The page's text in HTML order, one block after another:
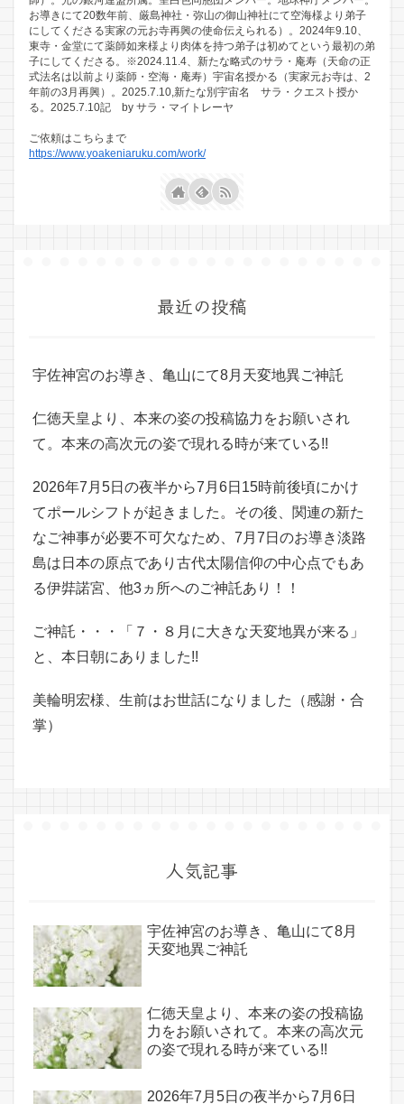
お導きにて20数年前、厳島神社・弥山の御山神社にて空海様より弟子
にしてくださる実家の元お寺再興の使命伝えられる）。2024年9.10、
東寺・金堂にて薬師如来様より肉体を持つ弟子は初めてという最初の弟
子にしてくださる。※2024.11.4、新たな略式のサラ・庵寿（天命の正
式法名は以前より薬師・空海・庵寿）宇宙名授かる（実家元お寺は、2
年前の3月再興）。2025.7.10,新たな別宇宙名 サラ・クエスト授か
る。2025.7.10記 by サラ・マイトレーヤ
ご依頼はこちらまで
https://www.yoakeniaruku.com/work/
最近の投稿
宇佐神宮のお導き、亀山にて8月天変地異ご神託
仁徳天皇より、本来の姿の投稿協力をお願いされ
て。本来の高次元の姿で現れる時が来ている!!
2026年7月5日の夜半から7月6日15時前後頃にかけ
てポールシフトが起きました。その後、関連の新た
なご神事が必要不可欠なため、7月7日のお導き淡路
島は日本の原点であり古代太陽信仰の中心点でもあ
る伊弉諾宮、他3ヵ所へのご神託あり！！
ご神託・・・「７・８月に大きな天変地異が来る」
と、本日朝にありました!!
美輪明宏様、生前はお世話になりました（感謝・合
掌）
人気記事
宇佐神宮のお導き、亀山にて8月
天変地異ご神託
仁徳天皇より、本来の姿の投稿協
力をお願いされて。本来の高次元
の姿で現れる時が来ている!!
2026年7月5日の夜半から7月6日